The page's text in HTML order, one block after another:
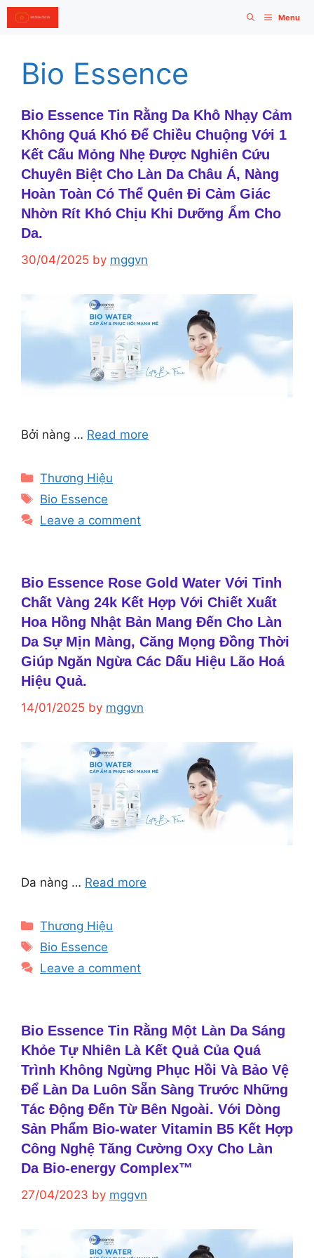
Skip
to
Menu
Bio Essence
Bio Essence Tin Rằng Da Khô Nhạy Cảm
Không Quá Khó Để Chiều Chuộng Với 1
Kết Cấu Mỏng Nhẹ Được Nghiên Cứu
Chuyên Biệt Cho Làn Da Châu Á, Nàng
Hoàn Toàn Có Thể Quên Đi Cảm Giác
Nhờn Rít Khó Chịu Khi Dưỡng Ẩm Cho
Da.
30/04/2025 by mggvn
Bởi nàng … Read more
Categories
Thương Hiệu
Tags
Bio Essence
Leave a comment
Bio Essence Rose Gold Water Với Tinh
Chất Vàng 24k Kết Hợp Với Chiết Xuất
Hoa Hồng Nhật Bản Mang Đến Cho Làn
Da Sự Mịn Màng, Căng Mọng Đồng Thời
Giúp Ngăn Ngừa Các Dấu Hiệu Lão Hoá
Hiệu Quả.
14/01/2025 by mggvn
Da nàng … Read more
Categories
Thương Hiệu
Tags
Bio Essence
Leave a comment
Bio Essence Tin Rằng Một Làn Da Sáng
Khỏe Tự Nhiên Là Kết Quả Của Quá
Trình Không Ngừng Phục Hồi Và Bảo Vệ
Để Làn Da Luôn Sẵn Sàng Trước Những
Tác Động Đến Từ Bên Ngoài. Với Dòng
Sản Phẩm Bio-water Vitamin B5 Kết Hợp
Công Nghệ Tăng Cường Oxy Cho Làn
Da Bio-energy Complex™
27/04/2023 by mggvn